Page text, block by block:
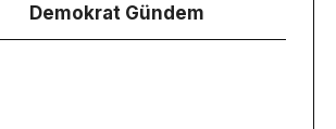
Demokrat Gündem